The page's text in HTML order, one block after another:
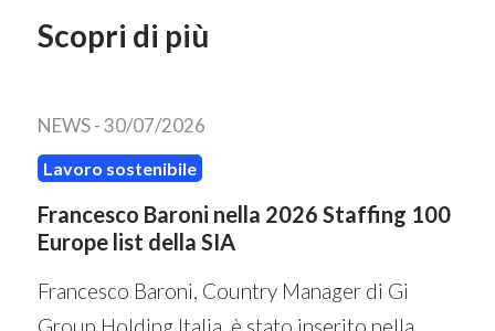
Scopri di più
NEWS -30/07/2026
Lavoro sostenibile
Francesco Baroni nella 2026 Staffing 100
Europe list della SIA
Francesco Baroni, Country Manager di Gi
Group Holding Italia, è stato inserito nella